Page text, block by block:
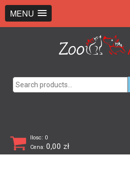
MENU
Ilosc: 0
Cena: 0,00 zł